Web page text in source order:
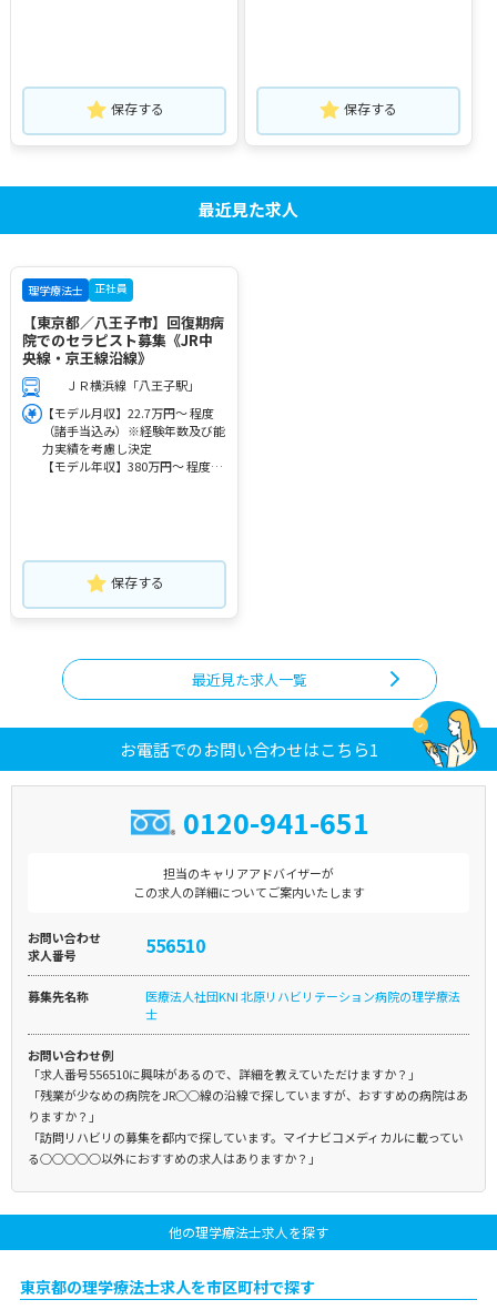
保存する 保存する
最近見た求人
理学療法士 正社員
【東京都／八王子市】回復期病
院でのセラピスト募集《JR中
央線・京王線沿線》
ＪＲ横浜線「八王子駅」
【モデル月収】22.7万円～ 程度
（諸手当込み）※経験年数及び能
力実績を考慮し決定
【モデル年収】380万円～ 程度※
保存する
最近見た求人一覧
お電話でのお問い合わせはこちら1
0120-941-651
担当のキャリアアドバイザーが
この求人の詳細についてご案内いたします
お問い合わせ
求人番号
556510
募集先名称
医療法人社団KNI 北原リハビリテーション病院の理学療法
士
お問い合わせ例
「求人番号556510に興味があるので、詳細を教えていただけますか？」
「残業が少なめの病院をJR○○線の沿線で探していますが、おすすめの病院はあ
りますか？」
「訪問リハビリの募集を都内で探しています。マイナビコメディカルに載ってい
る○○○○○以外におすすめの求人はありますか？」
他の理学療法士求人を探す
東京都の理学療法士求人を市区町村で探す